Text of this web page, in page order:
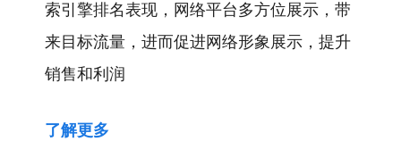
索引擎排名表现，网络平台多方位展示，带
来目标流量，进而促进网络形象展示，提升
销售和利润
了解更多